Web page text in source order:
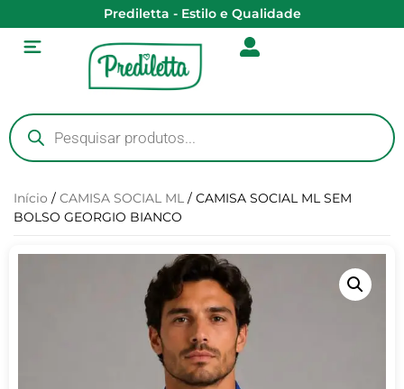
Prediletta - Estilo e Qualidade
Início / CAMISA SOCIAL ML / CAMISA SOCIAL ML SEM
BOLSO GEORGIO BIANCO